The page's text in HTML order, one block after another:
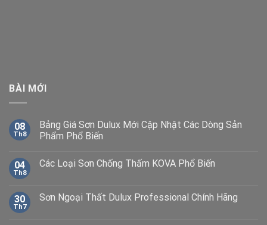
BÀI MỚI
08
Th8
Bảng Giá Sơn Dulux Mới Cập Nhật Các Dòng Sản
Phẩm Phổ Biến
04
Th8
Các Loại Sơn Chống Thấm KOVA Phổ Biến
30
Th7
Sơn Ngoại Thất Dulux Professional Chính Hãng